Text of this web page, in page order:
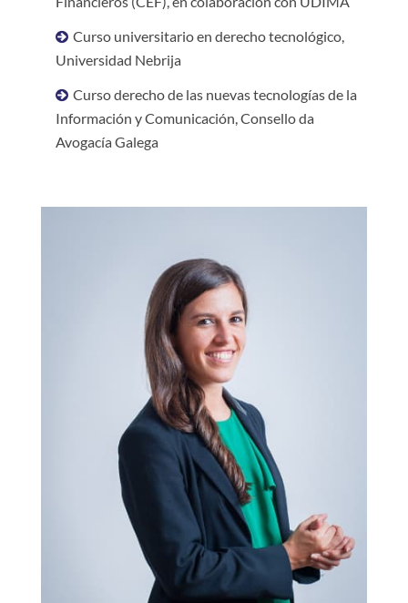
Curso universitario en derecho tecnológico,
Universidad Nebrija
Curso derecho de las nuevas tecnologías de la
Información y Comunicación, Consello da
Avogacía Galega